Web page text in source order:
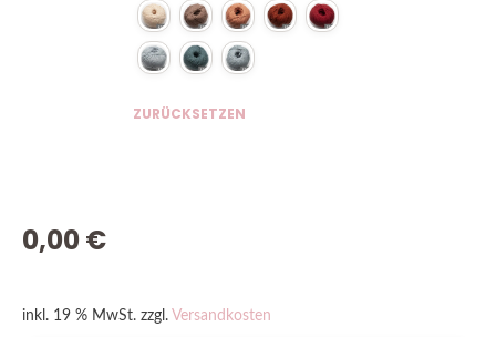
ZURÜCKSETZEN
0,00€
inkl. 19 % MwSt. zzgl. Versandkosten